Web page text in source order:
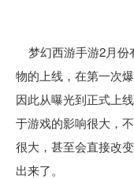
梦幻西游手游2月份
物的上线，在第一次
因此从曝光到正式上
于游戏的影响很大，
很大，甚至会直接改
出来了。